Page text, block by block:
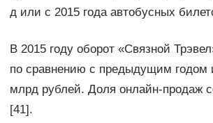
д или с 2015 года автобусных
В 2015 году оборот «Связной
по сравнению с предыдущим годом
млрд рублей. Доля онлайн-продаж
[41].